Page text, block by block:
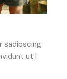
sadipscing
ut l